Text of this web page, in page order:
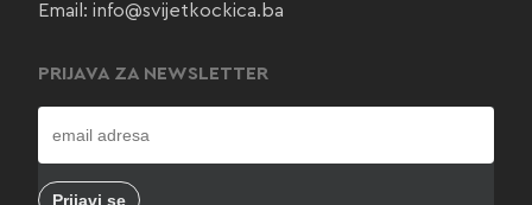
Email: info@svijetkockica.ba
PRIJAVA ZA NEWSLETTER